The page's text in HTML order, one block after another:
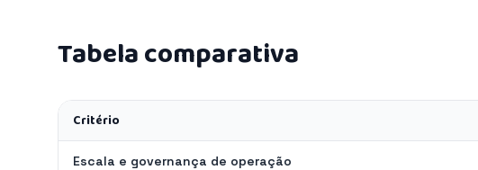
Tabela comparativa
Critério
Escala e governança de operação